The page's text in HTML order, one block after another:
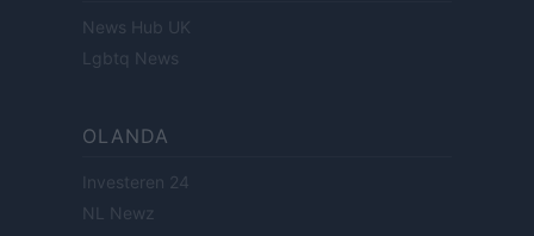
News Hub UK
Lgbtq News
OLANDA
Investeren 24
NL Newz